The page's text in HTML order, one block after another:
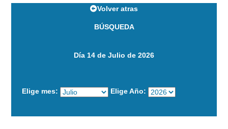
Volver atras
BÚSQUEDA
Día 14 de Julio de 2026
Elige mes: Elige Año: